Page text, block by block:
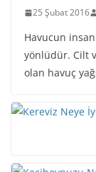
25 Şubat 2016
Havucun
yönlüdür. Cilt
olan havuç